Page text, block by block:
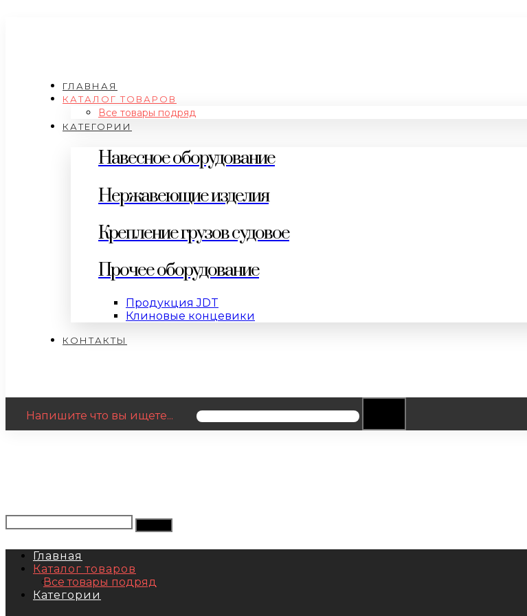
ГЛАВНАЯ
КАТАЛОГ ТОВАРОВ
Все товары подряд
КАТЕГОРИИ
Навесное оборудование
Нержавеющие изделия
Крепление грузов судовое
Прочее оборудование
Продукция JDT
Клиновые концевики
КОНТАКТЫ
Напишите что вы ищете...
Главная
Каталог товаров
Все товары подряд
Категории